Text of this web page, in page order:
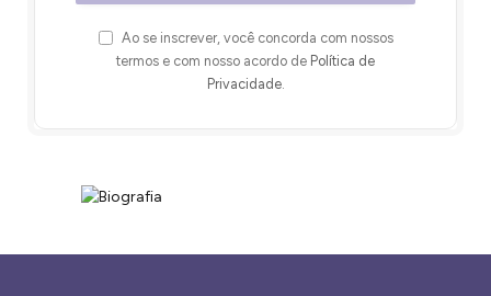
Ao se inscrever, você concorda com nossos
termos e com nosso acordo de Política de
Privacidade.